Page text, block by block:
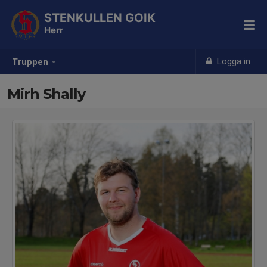
Truppen Logga in
STENKULLEN GOIK
Herr
Mirh Shally